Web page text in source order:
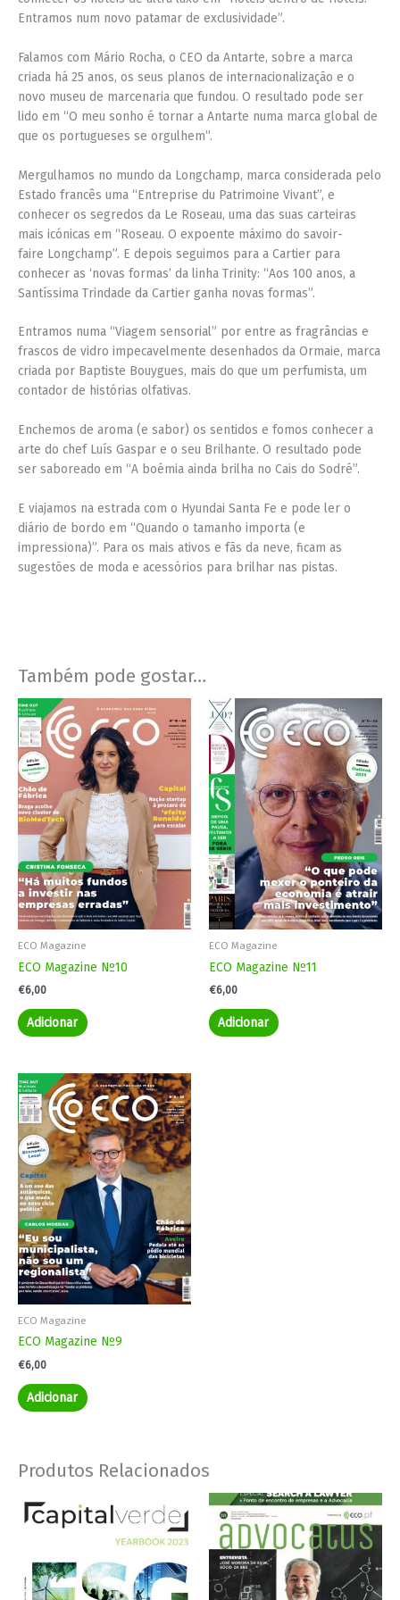
Entramos num novo patamar de exclusividade”.
Falamos com Mário Rocha, o CEO da Antarte, sobre a marca
criada há 25 anos, os seus planos de internacionalização e o
novo museu de marcenaria que fundou. O resultado pode ser
lido em “O meu sonho é tornar a Antarte numa marca global de
que os portugueses se orgulhem”.
Mergulhamos no mundo da Longchamp, marca considerada pelo
Estado francês uma “Entreprise du Patrimoine Vivant”, e
conhecer os segredos da Le Roseau, uma das suas carteiras
mais icónicas em “Roseau. O expoente máximo do savoir-
faire Longchamp”. E depois seguimos para a Cartier para
conhecer as ‘novas formas’ da linha Trinity: “Aos 100 anos, a
Santíssima Trindade da Cartier ganha novas formas”.
Entramos numa “Viagem sensorial” por entre as fragrâncias e
frascos de vidro impecavelmente desenhados da Ormaie, marca
criada por Baptiste Bouygues, mais do que um perfumista, um
contador de histórias olfativas.
Enchemos de aroma (e sabor) os sentidos e fomos conhecer a
arte do chef Luís Gaspar e o seu Brilhante. O resultado pode
ser saboreado em “A boémia ainda brilha no Cais do Sodré”.
E viajamos na estrada com o Hyundai Santa Fe e pode ler o
diário de bordo em “Quando o tamanho importa (e
impressiona)”. Para os mais ativos e fãs da neve, ficam as
sugestões de moda e acessórios para brilhar nas pistas.
Também pode gostar…
ECO Magazine
ECO Magazine Nº10
€6,00
Adicionar
ECO Magazine
ECO Magazine Nº11
€6,00
Adicionar
ECO Magazine
ECO Magazine Nº9
€6,00
Adicionar
Produtos Relacionados
Price
€4,00
through
€7,00
This
product
has
multiple
variants.